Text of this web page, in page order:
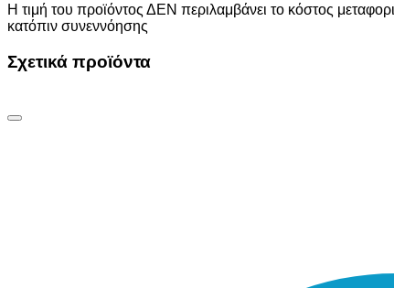
Η τιμή του προϊόντος ΔΕΝ περιλαμβάνει το κόστος
κατόπιν συνεννόησης
Σχετικά προϊόντα